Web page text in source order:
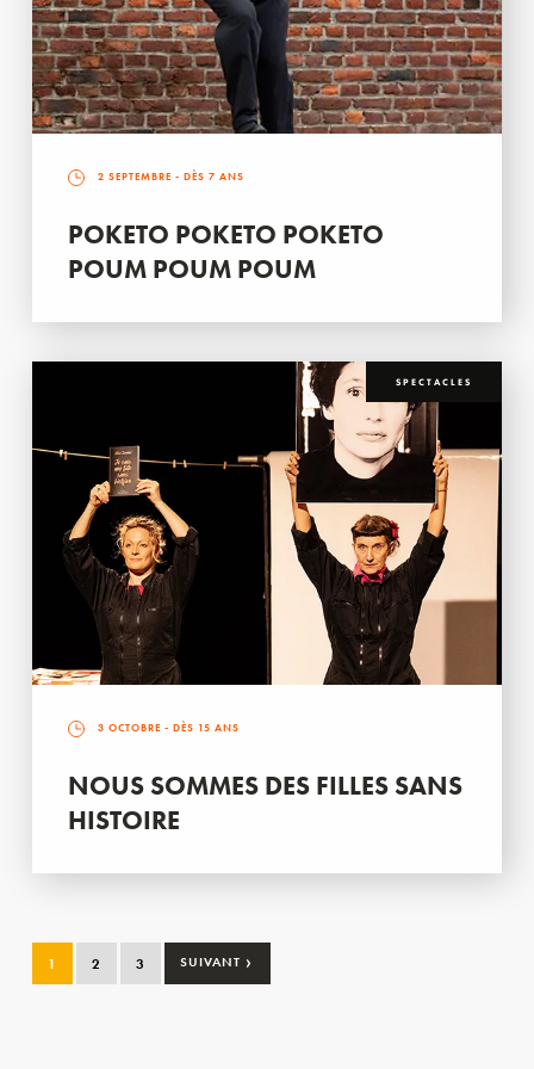
2 SEPTEMBRE - DÈS 7 ANS
POKETO POKETO POKETO
POUM POUM POUM
SPECTACLES
3 OCTOBRE - DÈS 15 ANS
NOUS SOMMES DES FILLES SANS
HISTOIRE
1 2 3 SUIVANT ›